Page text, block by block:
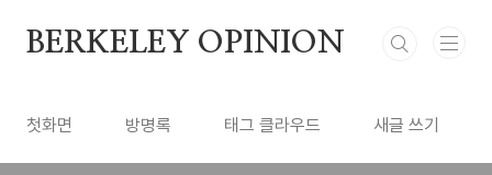
BERKELEY OPINION
첫화면 방명록 태그 클라우드 새글 쓰기